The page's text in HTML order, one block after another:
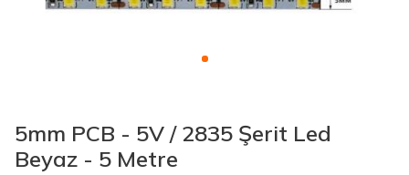
5mm PCB - 5V / 2835 Şerit Led
Beyaz - 5 Metre